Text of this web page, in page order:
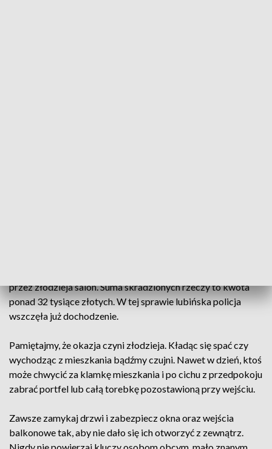
przez złodzieja salon. Suma skradzionych rzeczy to kwota
ponad 32 tysiące złotych. W tej sprawie lubińska policja
wszczęła już dochodzenie.
Pamiętajmy, że okazja czyni złodzieja. Kładąc się spać czy
wychodząc z mieszkania bądźmy czujni. Nawet w dzień, ktoś
może chwycić za klamkę mieszkania i po cichu z przedpokoju
zabrać portfel lub całą torebkę pozostawioną przy wejściu.
Zawsze zamykaj drzwi i zabezpiecz okna oraz wejścia
balkonowe tak, aby nie dało się ich otworzyć z zewnątrz.